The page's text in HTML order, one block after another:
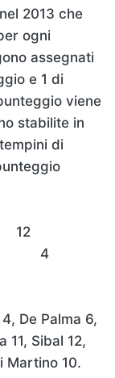
2013 che
ogni
assegnati
e 1 di
viene
stabilite in
di
12
4
De Palma 6,
11, Sibal 12,
Martino 10.